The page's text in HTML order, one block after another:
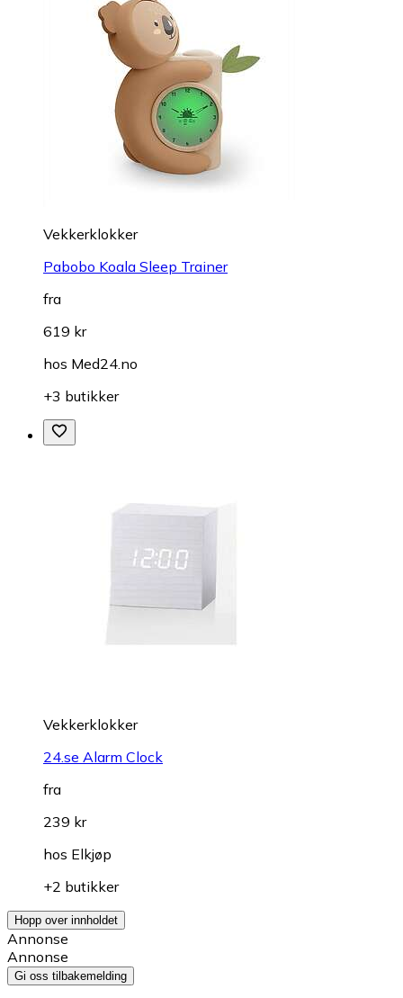
Vekkerklokker
Pabobo Koala Sleep Trainer
fra
619 kr
hos Med24.no
+3 butikker
Vekkerklokker
24.se Alarm Clock
fra
239 kr
hos Elkjøp
+2 butikker
Hopp over innholdet
Annonse
Annonse
Gi oss tilbakemelding